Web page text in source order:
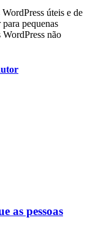
úteis e de
pequenas
não
as pessoas